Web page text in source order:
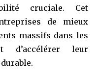
cruciale. Cet
de mieux
massifs dans les
d’accélérer leur